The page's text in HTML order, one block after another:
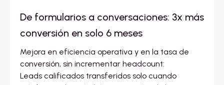
De formularios a conversaciones: 3x más
conversión en solo 6 meses
Mejora en eficiencia operativa y en la tasa de
conversión, sin incrementar headcount:
Leads calificados transferidos solo cuando